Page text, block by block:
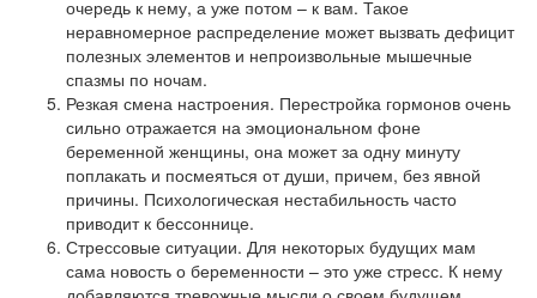
очередь к нему, а уже потом – к вам. Такое
неравномерное распределение может вызвать дефицит
полезных элементов и непроизвольные мышечные
спазмы по ночам.
Резкая смена настроения. Перестройка гормонов очень
сильно отражается на эмоциональном фоне
беременной женщины, она может за одну минуту
поплакать и посмеяться от души, причем, без явной
причины. Психологическая нестабильность часто
приводит к бессоннице.
Стрессовые ситуации. Для некоторых будущих мам
сама новость о беременности – это уже стресс. К нему